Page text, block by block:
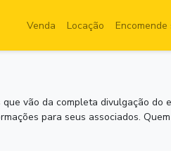
Venda Locação
vão da completa divulgação do
para seus associados.